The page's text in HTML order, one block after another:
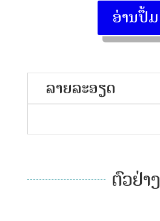
ອ່ານປຶ້ມ
ລາຍລະອຽດ
ຕົວຢ່າງ